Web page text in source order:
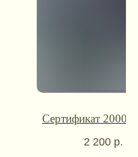
Сертификат 2000
2 200 р.